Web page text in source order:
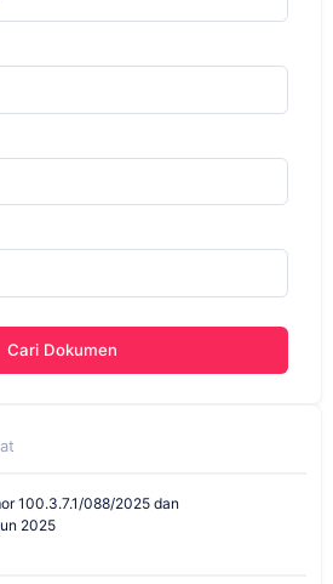
Cari Dokumen
100.3.7.1/088/2025 dan
2025